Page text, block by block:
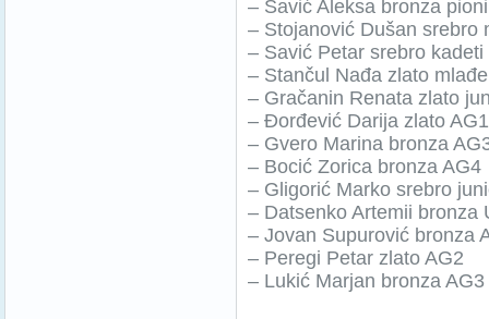
– Savić Aleksa bronza
– Stojanović Dušan srebro
– Savić Petar srebro kadeti
– Stančul Nađa zlato
– Gračanin Renata zlato
– Đorđević Darija zlato AG1
– Gvero Marina bronza
– Bocić Zorica bronza AG4
– Gligorić Marko srebro
– Datsenko Artemii bronza
– Jovan Supurović bronza
– Peregi Petar zlato AG2
– Lukić Marjan bronza AG3